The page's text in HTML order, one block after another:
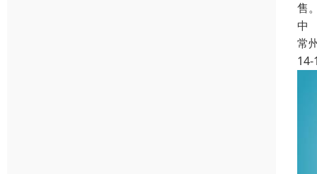
售
中
常
14-